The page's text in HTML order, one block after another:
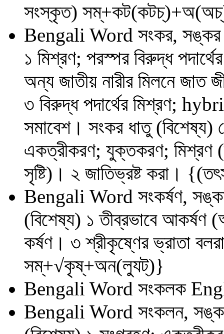
সংস্কৃত)
Bengali Word সংকর, সঙ্কর
১ মিশ্রণ; পরস্পর বিরুদ্ধ
অন্য জাতীয় নারীর মিলনে জাত
৩ বিরুদ্ধ পদার্থের মিশ্রণ;
সমাবেশ। সংকর ধাতু (বিশেষ্য)
একত্রীকরণ; যুক্তকরণ; মিশ্রণ
সৃষ্টি)। ২ জাতিভ্রষ্ট করা।
Bengali Word সংকর্ষণ,
(বিশেষ্য) ১ তীব্রভাবে আকর্ষণ
কর্ষণ। ৩ শ্রীকৃষ্ণের ভ্রাতা
সম্‌+√কৃষ্‌+অন(ল্যুট্‌)}
Bengali Word সংকলক
Bengali Word সংকলন,